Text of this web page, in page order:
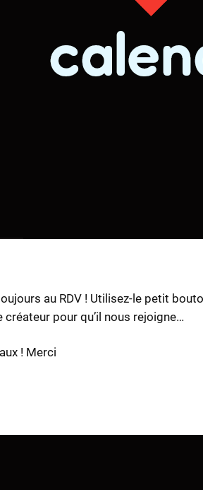
au RDV ! Utilisez-le petit
pour qu’il nous rejoigne…
! Merci